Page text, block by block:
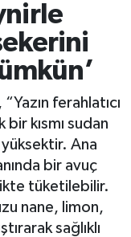
ferahlatıcı
kısmı sudan
Ana
bir avuç
tüketilebilir.
nane, limon,
sağlıklı